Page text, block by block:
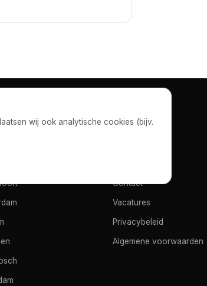
wij ook analytische cookies (bijv.
BEECLEAN
Contact
Vacatures
Privacybeleid
Algemene voorwaarden